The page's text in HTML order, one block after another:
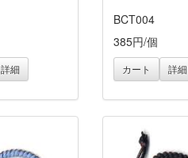
詳細
BCT004
385円/個
カート 詳細